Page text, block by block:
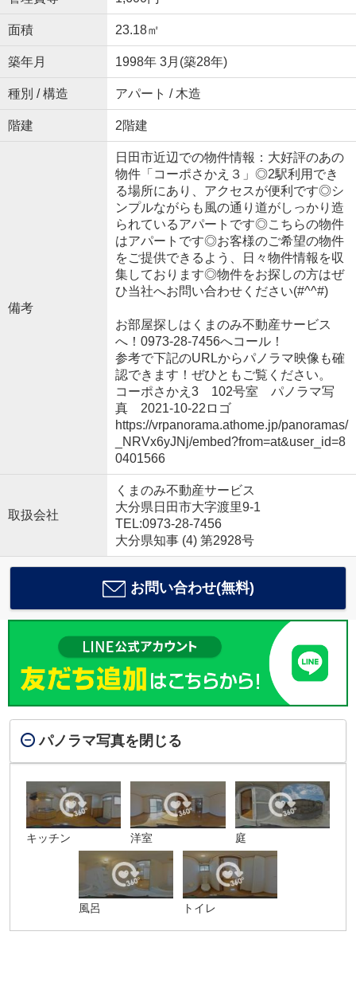
面積 23.18㎡
築年月 1998年 3月(築28年)
種別 / 構造 アパート / 木造
階建 2階建
備考
日田市近辺での物件情報：大好評のあの
物件「コーポさかえ３」◎2駅利用でき
る場所にあり、アクセスが便利です◎シ
ンプルながらも風の通り道がしっかり造
られているアパートです◎こちらの物件
はアパートです◎お客様のご希望の物件
をご提供できるよう、日々物件情報を収
集しております◎物件をお探しの方はぜ
ひ当社へお問い合わせください(#^^#)
お部屋探しはくまのみ不動産サービス
へ！0973-28-7456へコール！
参考で下記のURLからパノラマ映像も確
認できます！ぜひともご覧ください。
コーポさかえ3 102号室 パノラマ写
真 2021-10-22ロゴ
https://vrpanorama.athome.jp/panoramas/
_NRVx6yJNj/embed?from=at&user_id=8
0401566
取扱会社
くまのみ不動産サービス
大分県日田市大字渡里9-1
TEL:0973-28-7456
大分県知事 (4) 第2928号
お問い合わせ(無料)
パノラマ写真を閉じる
キッチン 洋室 庭
風呂 トイレ